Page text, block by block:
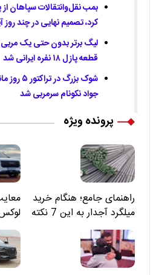
بمب نقل‌وانتقالات سپاهان
کرد، تصمیم نهایی در چند روز
لیگ برتر بدون حتی یک مربی
قطعه پازل ۱۸ نفره ایرانی شد
شوک بزرگ
جواد نکونام سرمربی شد
پرونده ویژه
راهنمای جامع؛ هنگام خرید
میلگرد آجدار به این 7 نکته
توجه کنید